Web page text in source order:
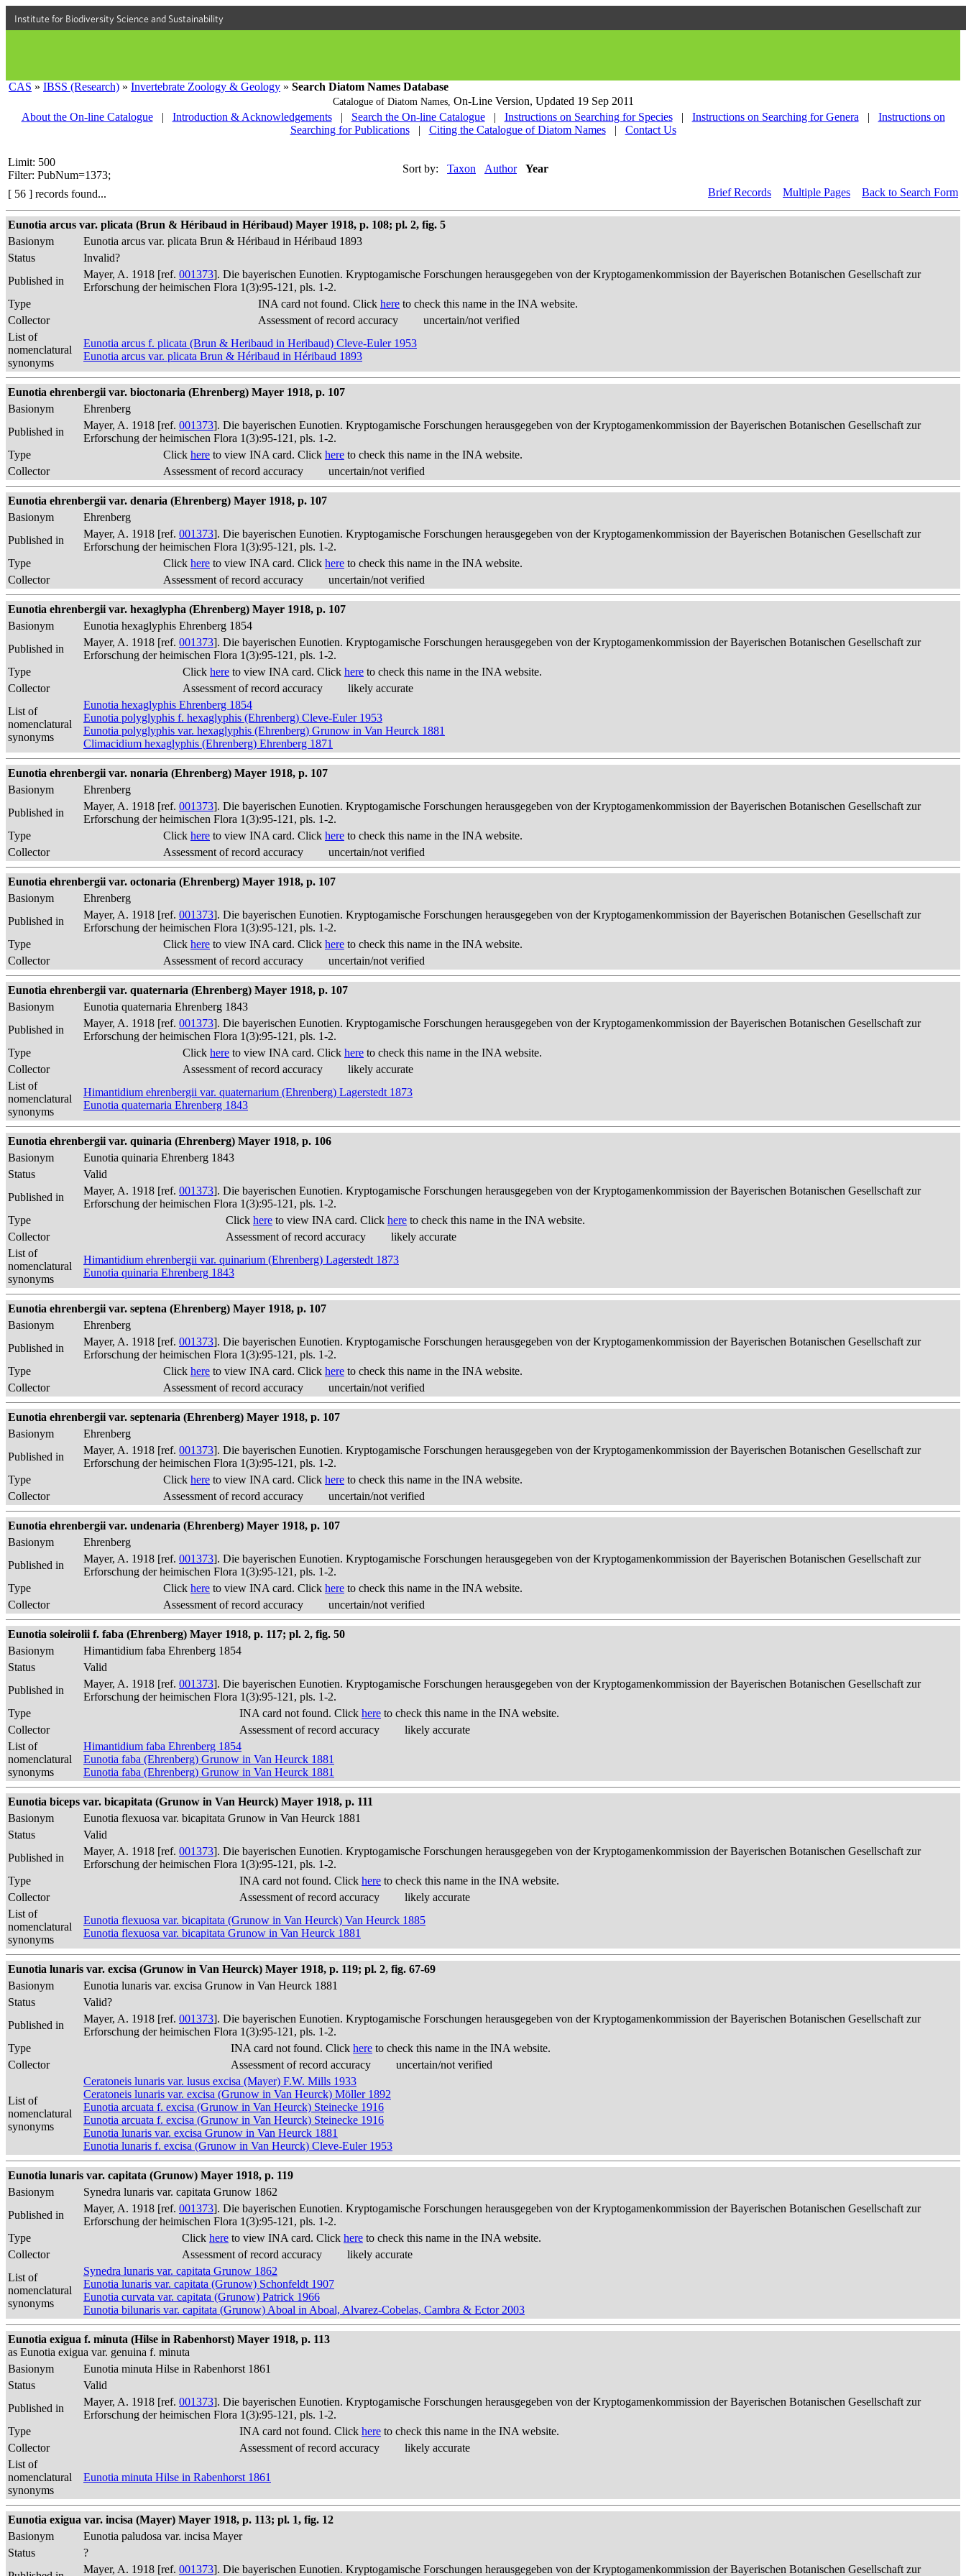
Institute for Biodiversity Science and Sustainability
CAS » IBSS (Research) » Invertebrate Zoology & Geology » Search Diatom Names Database
Catalogue of Diatom Names, On-Line Version, Updated 19 Sep 2011
About the On-line Catalogue
| Introduction & Acknowledgements | Search the On-line Catalogue | Instructions on Searching for Species | Instructions on Searching for Genera |
Instructions on
Searching for Publications
| Citing the Catalogue of Diatom Names | Contact Us
Limit: 500
Filter: PubNum=1373;
Sort by: Taxon Author Year
[ 56 ] records found... Brief Records Multiple Pages Back to Search Form
Eunotia arcus var. plicata (Brun & Héribaud in Héribaud) Mayer 1918, p. 108; pl. 2, fig. 5
Basionym
Eunotia arcus var. plicata Brun & Héribaud in Héribaud 1893
Status
Invalid?
Published in
Mayer, A. 1918 [ref. 001373]. Die bayerischen Eunotien. Kryptogamische Forschungen herausgegeben von der Kryptogamenkommission der Bayerischen Botanischen Gesellschaft zur
Erforschung der heimischen Flora 1(3):95-121, pls. 1-2.
Type
INA card not found. Click here to check this name in the INA website.
Collector
Assessment of record accuracy
uncertain/not verified
List of
nomenclatural
synonyms
Eunotia arcus f. plicata (Brun & Heribaud in Heribaud) Cleve-Euler 1953
Eunotia arcus var. plicata Brun & Héribaud in Héribaud 1893
Eunotia ehrenbergii var. bioctonaria (Ehrenberg) Mayer 1918, p. 107
Basionym
Ehrenberg
Published in
Mayer, A. 1918 [ref. 001373]. Die bayerischen Eunotien. Kryptogamische Forschungen herausgegeben von der Kryptogamenkommission der Bayerischen Botanischen Gesellschaft zur
Erforschung der heimischen Flora 1(3):95-121, pls. 1-2.
Type
Click here to view INA card. Click here to check this name in the INA website.
Collector
Assessment of record accuracy uncertain/not verified
Eunotia ehrenbergii var. denaria (Ehrenberg) Mayer 1918, p. 107
Basionym
Ehrenberg
Published in
Mayer, A. 1918 [ref. 001373]. Die bayerischen Eunotien. Kryptogamische Forschungen herausgegeben von der Kryptogamenkommission der Bayerischen Botanischen Gesellschaft zur
Erforschung der heimischen Flora 1(3):95-121, pls. 1-2.
Type
Click here to view INA card. Click here to check this name in the INA website.
Collector
Assessment of record accuracy uncertain/not verified
Eunotia ehrenbergii var. hexaglypha (Ehrenberg) Mayer 1918, p. 107
Basionym
Eunotia hexaglyphis Ehrenberg 1854
Published in
Mayer, A. 1918 [ref. 001373]. Die bayerischen Eunotien. Kryptogamische Forschungen herausgegeben von der Kryptogamenkommission der Bayerischen Botanischen Gesellschaft zur
Erforschung der heimischen Flora 1(3):95-121, pls. 1-2.
Type
Click here to view INA card. Click here to check this name in the INA website.
Collector
Assessment of record accuracy
likely accurate
List of
nomenclatural
synonyms
Eunotia hexaglyphis Ehrenberg 1854
Eunotia polyglyphis f. hexaglyphis (Ehrenberg) Cleve-Euler 1953
Eunotia polyglyphis var. hexaglyphis (Ehrenberg) Grunow in Van Heurck 1881
Climacidium hexaglyphis (Ehrenberg) Ehrenberg 1871
Eunotia ehrenbergii var. nonaria (Ehrenberg) Mayer 1918, p. 107
Basionym
Ehrenberg
Published in
Mayer, A. 1918 [ref. 001373]. Die bayerischen Eunotien. Kryptogamische Forschungen herausgegeben von der Kryptogamenkommission der Bayerischen Botanischen Gesellschaft zur
Erforschung der heimischen Flora 1(3):95-121, pls. 1-2.
Type
Click here to view INA card. Click here to check this name in the INA website.
Collector
Assessment of record accuracy uncertain/not verified
Eunotia ehrenbergii var. octonaria (Ehrenberg) Mayer 1918, p. 107
Basionym
Ehrenberg
Published in
Mayer, A. 1918 [ref. 001373]. Die bayerischen Eunotien. Kryptogamische Forschungen herausgegeben von der Kryptogamenkommission der Bayerischen Botanischen Gesellschaft zur
Erforschung der heimischen Flora 1(3):95-121, pls. 1-2.
Type
Click here to view INA card. Click here to check this name in the INA website.
Collector
Assessment of record accuracy uncertain/not verified
Eunotia ehrenbergii var. quaternaria (Ehrenberg) Mayer 1918, p. 107
Basionym
Eunotia quaternaria Ehrenberg 1843
Published in
Mayer, A. 1918 [ref. 001373]. Die bayerischen Eunotien. Kryptogamische Forschungen herausgegeben von der Kryptogamenkommission der Bayerischen Botanischen Gesellschaft zur
Erforschung der heimischen Flora 1(3):95-121, pls. 1-2.
Type
Click here to view INA card. Click here to check this name in the INA website.
Collector
Assessment of record accuracy
likely accurate
List of
nomenclatural
synonyms
Himantidium ehrenbergii var. quaternarium (Ehrenberg) Lagerstedt 1873
Eunotia quaternaria Ehrenberg 1843
Eunotia ehrenbergii var. quinaria (Ehrenberg) Mayer 1918, p. 106
Basionym
Eunotia quinaria Ehrenberg 1843
Status
Valid
Published in
Mayer, A. 1918 [ref. 001373]. Die bayerischen Eunotien. Kryptogamische Forschungen herausgegeben von der Kryptogamenkommission der Bayerischen Botanischen Gesellschaft zur
Erforschung der heimischen Flora 1(3):95-121, pls. 1-2.
Type
Click here to view INA card. Click here to check this name in the INA website.
Collector
Assessment of record accuracy
likely accurate
List of
nomenclatural
synonyms
Himantidium ehrenbergii var. quinarium (Ehrenberg) Lagerstedt 1873
Eunotia quinaria Ehrenberg 1843
Eunotia ehrenbergii var. septena (Ehrenberg) Mayer 1918, p. 107
Basionym
Ehrenberg
Published in
Mayer, A. 1918 [ref. 001373]. Die bayerischen Eunotien. Kryptogamische Forschungen herausgegeben von der Kryptogamenkommission der Bayerischen Botanischen Gesellschaft zur
Erforschung der heimischen Flora 1(3):95-121, pls. 1-2.
Type
Click here to view INA card. Click here to check this name in the INA website.
Collector
Assessment of record accuracy uncertain/not verified
Eunotia ehrenbergii var. septenaria (Ehrenberg) Mayer 1918, p. 107
Basionym
Ehrenberg
Published in
Mayer, A. 1918 [ref. 001373]. Die bayerischen Eunotien. Kryptogamische Forschungen herausgegeben von der Kryptogamenkommission der Bayerischen Botanischen Gesellschaft zur
Erforschung der heimischen Flora 1(3):95-121, pls. 1-2.
Type
Click here to view INA card. Click here to check this name in the INA website.
Collector
Assessment of record accuracy uncertain/not verified
Eunotia ehrenbergii var. undenaria (Ehrenberg) Mayer 1918, p. 107
Basionym
Ehrenberg
Published in
Mayer, A. 1918 [ref. 001373]. Die bayerischen Eunotien. Kryptogamische Forschungen herausgegeben von der Kryptogamenkommission der Bayerischen Botanischen Gesellschaft zur
Erforschung der heimischen Flora 1(3):95-121, pls. 1-2.
Type
Click here to view INA card. Click here to check this name in the INA website.
Collector
Assessment of record accuracy uncertain/not verified
Eunotia soleirolii f. faba (Ehrenberg) Mayer 1918, p. 117; pl. 2, fig. 50
Basionym
Himantidium faba Ehrenberg 1854
Status
Valid
Published in
Mayer, A. 1918 [ref. 001373]. Die bayerischen Eunotien. Kryptogamische Forschungen herausgegeben von der Kryptogamenkommission der Bayerischen Botanischen Gesellschaft zur
Erforschung der heimischen Flora 1(3):95-121, pls. 1-2.
Type
INA card not found. Click here to check this name in the INA website.
Collector
Assessment of record accuracy
likely accurate
List of
nomenclatural
synonyms
Himantidium faba Ehrenberg 1854
Eunotia faba (Ehrenberg) Grunow in Van Heurck 1881
Eunotia faba (Ehrenberg) Grunow in Van Heurck 1881
Eunotia biceps var. bicapitata (Grunow in Van Heurck) Mayer 1918, p. 111
Basionym
Eunotia flexuosa var. bicapitata Grunow in Van Heurck 1881
Status
Valid
Published in
Mayer, A. 1918 [ref. 001373]. Die bayerischen Eunotien. Kryptogamische Forschungen herausgegeben von der Kryptogamenkommission der Bayerischen Botanischen Gesellschaft zur
Erforschung der heimischen Flora 1(3):95-121, pls. 1-2.
Type
INA card not found. Click here to check this name in the INA website.
Collector
Assessment of record accuracy
likely accurate
List of
nomenclatural
synonyms
Eunotia flexuosa var. bicapitata (Grunow in Van Heurck) Van Heurck 1885
Eunotia flexuosa var. bicapitata Grunow in Van Heurck 1881
Eunotia lunaris var. excisa (Grunow in Van Heurck) Mayer 1918, p. 119; pl. 2, fig. 67-69
Basionym
Eunotia lunaris var. excisa Grunow in Van Heurck 1881
Status
Valid?
Published in
Mayer, A. 1918 [ref. 001373]. Die bayerischen Eunotien. Kryptogamische Forschungen herausgegeben von der Kryptogamenkommission der Bayerischen Botanischen Gesellschaft zur
Erforschung der heimischen Flora 1(3):95-121, pls. 1-2.
Type
INA card not found. Click here to check this name in the INA website.
Collector
Assessment of record accuracy uncertain/not verified
List of
nomenclatural
synonyms
Ceratoneis lunaris var. lusus excisa (Mayer) F.W. Mills 1933
Ceratoneis lunaris var. excisa (Grunow in Van Heurck) Möller 1892
Eunotia arcuata f. excisa (Grunow in Van Heurck) Steinecke 1916
Eunotia arcuata f. excisa (Grunow in Van Heurck) Steinecke 1916
Eunotia lunaris var. excisa Grunow in Van Heurck 1881
Eunotia lunaris f. excisa (Grunow in Van Heurck) Cleve-Euler 1953
Eunotia lunaris var. capitata (Grunow) Mayer 1918, p. 119
Basionym
Synedra lunaris var. capitata Grunow 1862
Published in
Mayer, A. 1918 [ref. 001373]. Die bayerischen Eunotien. Kryptogamische Forschungen herausgegeben von der Kryptogamenkommission der Bayerischen Botanischen Gesellschaft zur
Erforschung der heimischen Flora 1(3):95-121, pls. 1-2.
Type
Click here to view INA card. Click here to check this name in the INA website.
Collector
Assessment of record accuracy
likely accurate
List of
nomenclatural
synonyms
Synedra lunaris var. capitata Grunow 1862
Eunotia lunaris var. capitata (Grunow) Schonfeldt 1907
Eunotia curvata var. capitata (Grunow) Patrick 1966
Eunotia bilunaris var. capitata (Grunow) Aboal in Aboal, Alvarez-Cobelas, Cambra & Ector 2003
Eunotia exigua f. minuta (Hilse in Rabenhorst) Mayer 1918, p. 113
as Eunotia exigua var. genuina f. minuta
Basionym
Eunotia minuta Hilse in Rabenhorst 1861
Status
Valid
Published in
Mayer, A. 1918 [ref. 001373]. Die bayerischen Eunotien. Kryptogamische Forschungen herausgegeben von der Kryptogamenkommission der Bayerischen Botanischen Gesellschaft zur
Erforschung der heimischen Flora 1(3):95-121, pls. 1-2.
Type
INA card not found. Click here to check this name in the INA website.
Collector
Assessment of record accuracy
likely accurate
List of
nomenclatural
synonyms
Eunotia minuta Hilse in Rabenhorst 1861
Eunotia exigua var. incisa (Mayer) Mayer 1918, p. 113; pl. 1, fig. 12
Basionym
Eunotia paludosa var. incisa Mayer
Status
?
Mayer, A. 1918 [ref. 001373]. Die bayerischen Eunotien. Kryptogamische Forschungen herausgegeben von der Kryptogamenkommission der Bayerischen Botanischen Gesellschaft zur